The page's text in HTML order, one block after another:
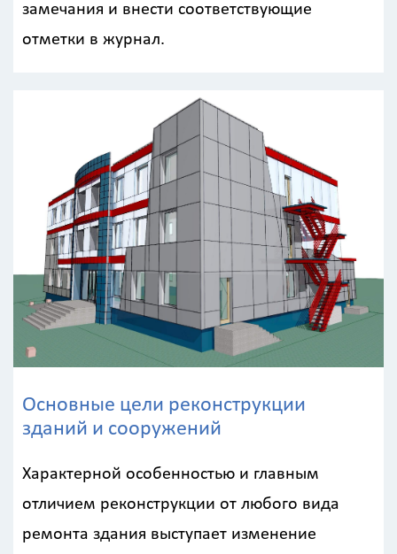
замечания и внести соответствующие
отметки в журнал.
Основные цели реконструкции
зданий и сооружений
Характерной особенностью и главным
отличием реконструкции от любого вида
ремонта здания выступает изменение